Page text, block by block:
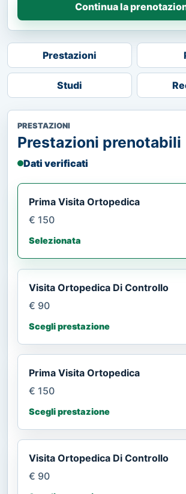
Continua la
Prestazioni
Studi
PRESTAZIONI
Prestazioni prenotabili
Dati verificati
Prima Visita Ortopedica
€ 150
Selezionata
Visita Ortopedica Di Controllo
€ 90
Scegli prestazione
Prima Visita Ortopedica
€ 150
Scegli prestazione
Visita Ortopedica Di Controllo
€ 90